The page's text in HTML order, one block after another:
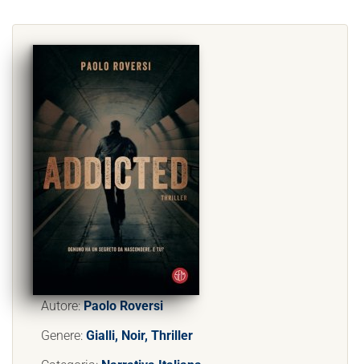
Autore:Paolo Roversi
Genere: Gialli, Noir, Thriller